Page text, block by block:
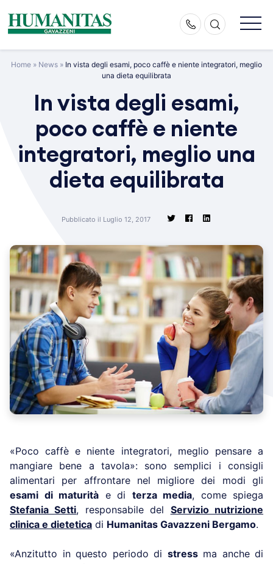
content
Home » News » In vista degli esami, poco caffè e niente integratori, meglio
una dieta equilibrata
In vista degli esami,
poco caffè e niente
integratori, meglio una
dieta equilibrata
Pubblicato il Luglio 12, 2017
«Poco caffè e niente integratori, meglio pensare a
mangiare bene a tavola»: sono semplici i consigli
alimentari per affrontare nel migliore dei modi gli
esami di maturità e di terza media, come spiega
Stefania Setti, responsabile del Servizio nutrizione
clinica e dietetica di Humanitas Gavazzeni Bergamo.
«Anzitutto in questo periodo di stressma anche di